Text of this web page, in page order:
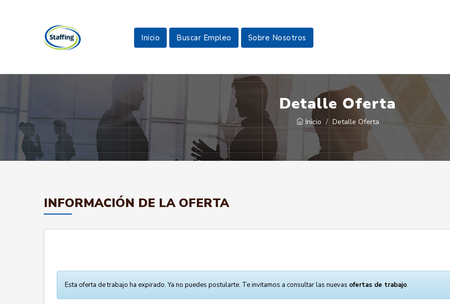
Inicio Buscar Empleo Sobre Nosotros
Detalle Oferta
Inicio Detalle Oferta
INFORMACIÓN DE LA OFERTA
Esta oferta de trabajo ha expirado. Ya no puedes postularte. Te invitamos a consultar las nuevas ofertas de trabajo.